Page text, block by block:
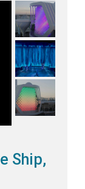
Ship,